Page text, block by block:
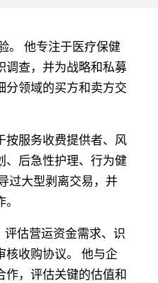
。 他专注于医疗保健
调查，并为战略和私募
分领域的买方和卖方交
按服务收费提供者、风
、后急性护理、行为健
过大型剥离交易，并
评估营运资金需求、识
核收购协议。 他与企
作，评估关键的估值和